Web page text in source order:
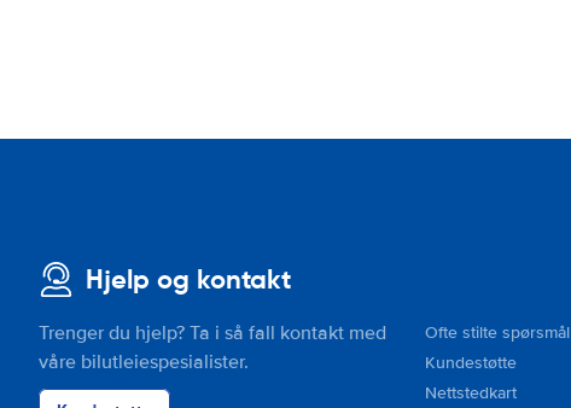
Hjelp og kontakt
Trenger du hjelp? Ta i så fall kontakt med
våre bilutleiespesialister.
Ofte stilte spørsmål
Kundestøtte
Nettstedkart